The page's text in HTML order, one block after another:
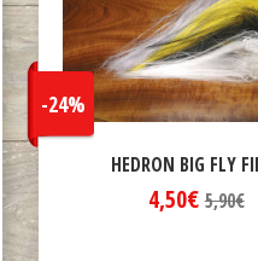
HEDRON BIG FLY
4,50€
-24%
5,90€